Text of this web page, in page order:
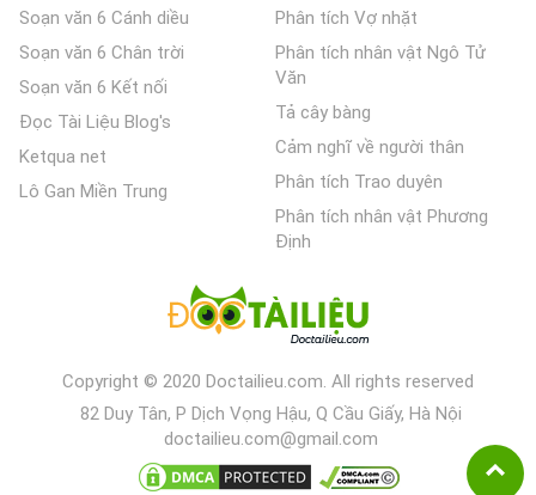
Soạn văn 6 Cánh diều
Soạn văn 6 Chân trời
Soạn văn 6 Kết nối
Đọc Tài Liệu Blog's
Ketqua net
Lô Gan Miền Trung
Phân tích Vợ nhặt
Phân tích nhân vật Ngô Tử
Văn
Tả cây bàng
Cảm nghĩ về người thân
Phân tích Trao duyên
Phân tích nhân vật Phương
Định
Copyright © 2020 Doctailieu.com. All rights reserved
82 Duy Tân, P Dịch Vọng Hậu, Q Cầu Giấy, Hà Nội
doctailieu.com@gmail.com